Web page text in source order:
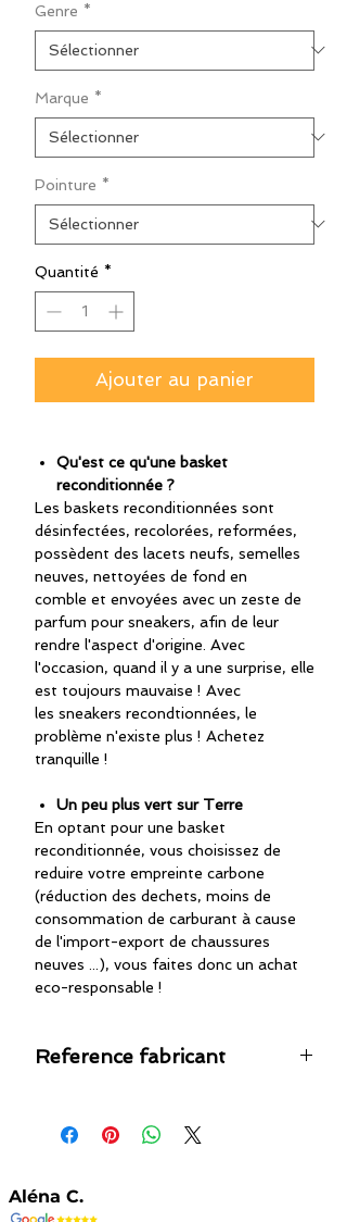
Genre *
Marque *
Pointure *
Quantité *
Ajouter au panier
Qu'est ce qu'une basket
reconditionnée ?
Les baskets reconditionnées sont
désinfectées, recolorées, reformées,
possèdent des lacets neufs, semelles
neuves, nettoyées de fond en
comble et envoyées avec un zeste de
parfum pour sneakers, afin de leur
rendre l'aspect d'origine. Avec
l'occasion, quand il y a une surprise, elle
est toujours mauvaise ! Avec
les sneakers recondtionnées, le
problème n'existe plus ! Achetez
tranquille !
Un peu plus vert sur Terre
En optant pour une basket
reconditionnée, vous choisissez de
reduire votre empreinte carbone
(réduction des dechets, moins de
consommation de carburant à cause
de l'import-export de chaussures
neuves ...), vous faites donc un achat
eco-responsable !
Reference fabricant
Aléna C.